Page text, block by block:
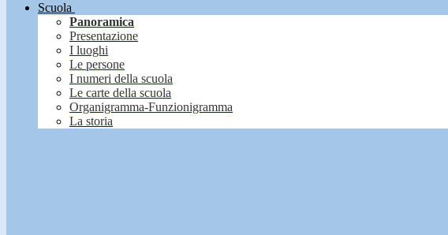
Scuola
Panoramica
Presentazione
I luoghi
Le persone
I numeri della scuola
Le carte della scuola
Organigramma-Funzionigramma
La storia